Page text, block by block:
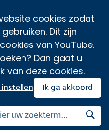
cookies zodat
Dit zijn
van YouTube.
Dan gaat u
van deze cookies.
Ik ga akkoord
instellen